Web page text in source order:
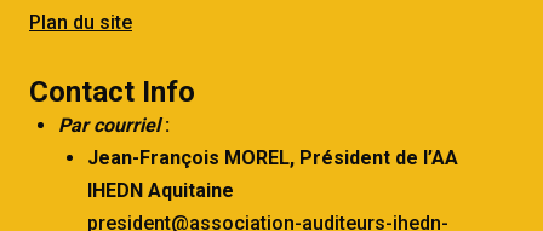
Plan du site
Contact Info
Par courriel:
Jean-François MOREL, Président de l’AA
IHEDN Aquitaine
president@association-auditeurs-ihedn-